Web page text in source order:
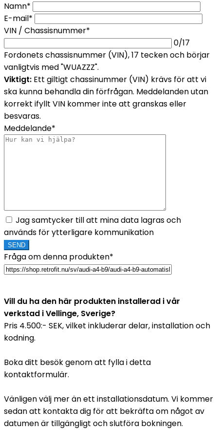
Namn*
E-mail*
VIN / Chassisnummer*
0/17
Fordonets chassisnummer (VIN), 17 tecken och börjar
vanligtvis med "WUAZZZ".
Viktigt: Ett giltigt chassinummer (VIN) krävs för att vi
ska kunna behandla din förfrågan. Meddelanden utan
korrekt ifyllt VIN kommer inte att granskas eller
besvaras.
Meddelande*
Jag samtycker till att mina data lagras och
används för ytterligare kommunikation
Fråga om denna produkten*
Vill du ha den här produkten installerad i vår
verkstad i Vellinge, Sverige?
Pris 4.500:- SEK, vilket inkluderar delar, installation och
kodning.
Boka ditt besök genom att fylla i detta
kontaktformulär.
Vänligen välj mer än ett installationsdatum. Vi kommer
sedan att kontakta dig för att bekräfta om något av
datumen är tillgängligt och slutföra bokningen.